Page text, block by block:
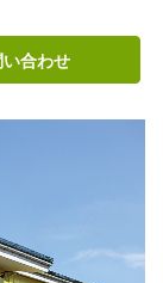
い合わせ